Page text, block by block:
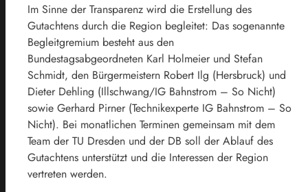
Im Sinne der Transparenz wird die Erstellung des
Gutachtens durch die Region begleitet: Das sogenannte
Begleitgremium besteht aus den
Bundestagsabgeordneten Karl Holmeier und Stefan
Schmidt, den Bürgermeistern Robert Ilg (Hersbruck) und
Dieter Dehling (Illschwang/IG Bahnstrom – So Nicht)
sowie Gerhard Pirner (Technikexperte IG Bahnstrom – So
Nicht). Bei monatlichen Terminen gemeinsam mit dem
Team der TU Dresden und der DB soll der Ablauf des
Gutachtens unterstützt und die Interessen der Region
vertreten werden.